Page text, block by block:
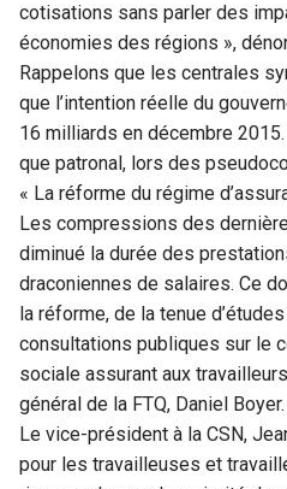
cotisations sans parler des
économies des régions »,
Rappelons que les centrales
que l’intention réelle du
16 milliards en décembre
que patronal, lors des
« La réforme du régime
Les compressions des
diminué la durée des
draconiennes de salaires. Ce
la réforme, de la tenue
consultations publiques sur le
sociale assurant aux
général de la FTQ, Daniel Boyer.
Le vice-président à la CSN,
pour les travailleuses et